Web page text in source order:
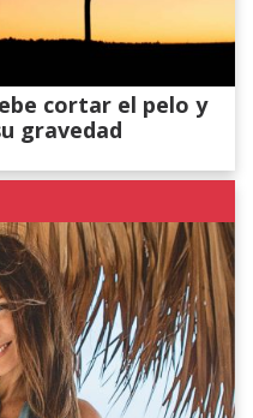
cortar el pelo y
gravedad